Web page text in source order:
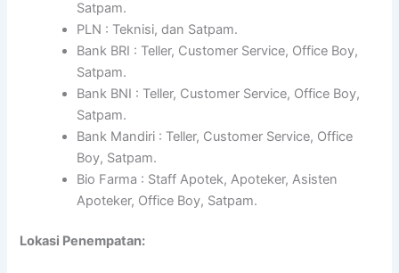
Satpam.
PLN : Teknisi, dan Satpam.
Bank BRI : Teller, Customer Service, Office Boy,
Satpam.
Bank BNI : Teller, Customer Service, Office Boy,
Satpam.
Bank Mandiri : Teller, Customer Service, Office
Boy, Satpam.
Bio Farma : Staff Apotek, Apoteker, Asisten
Apoteker, Office Boy, Satpam.
Lokasi Penempatan: